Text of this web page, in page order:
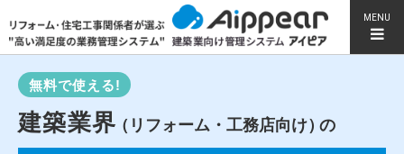
MENU
無料で使える!
建築業界（リフォーム・工務店向け）の